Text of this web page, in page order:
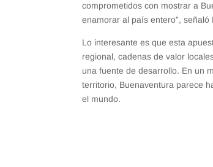
comprometidos con mostrar a
enamorar al país entero”,
Lo interesante es que esta
regional, cadenas de valor
una fuente de desarrollo. En un
territorio, Buenaventura parece
el mundo.